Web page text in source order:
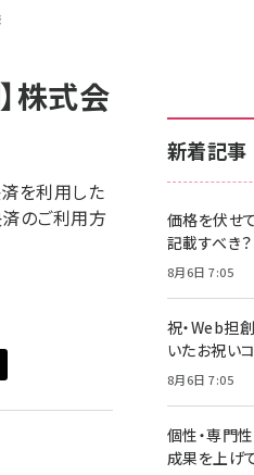
株式会
済を利用した
のご利用方
新着記事
価格を伏せ
記載すべき？
8月6日 7:05
祝・Web担
いたお祝いコ
8月6日 7:05
個性・専門
成果を上げ